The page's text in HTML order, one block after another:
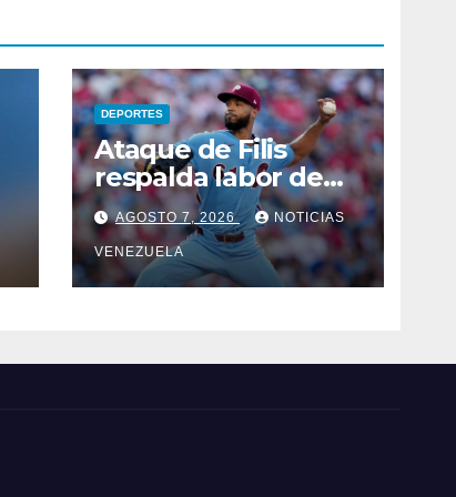
DEPORTES
Ataque de Filis
respalda labor de
Cristopher Sanchez
AGOSTO 7, 2026 NOTICIAS
VENEZUELA